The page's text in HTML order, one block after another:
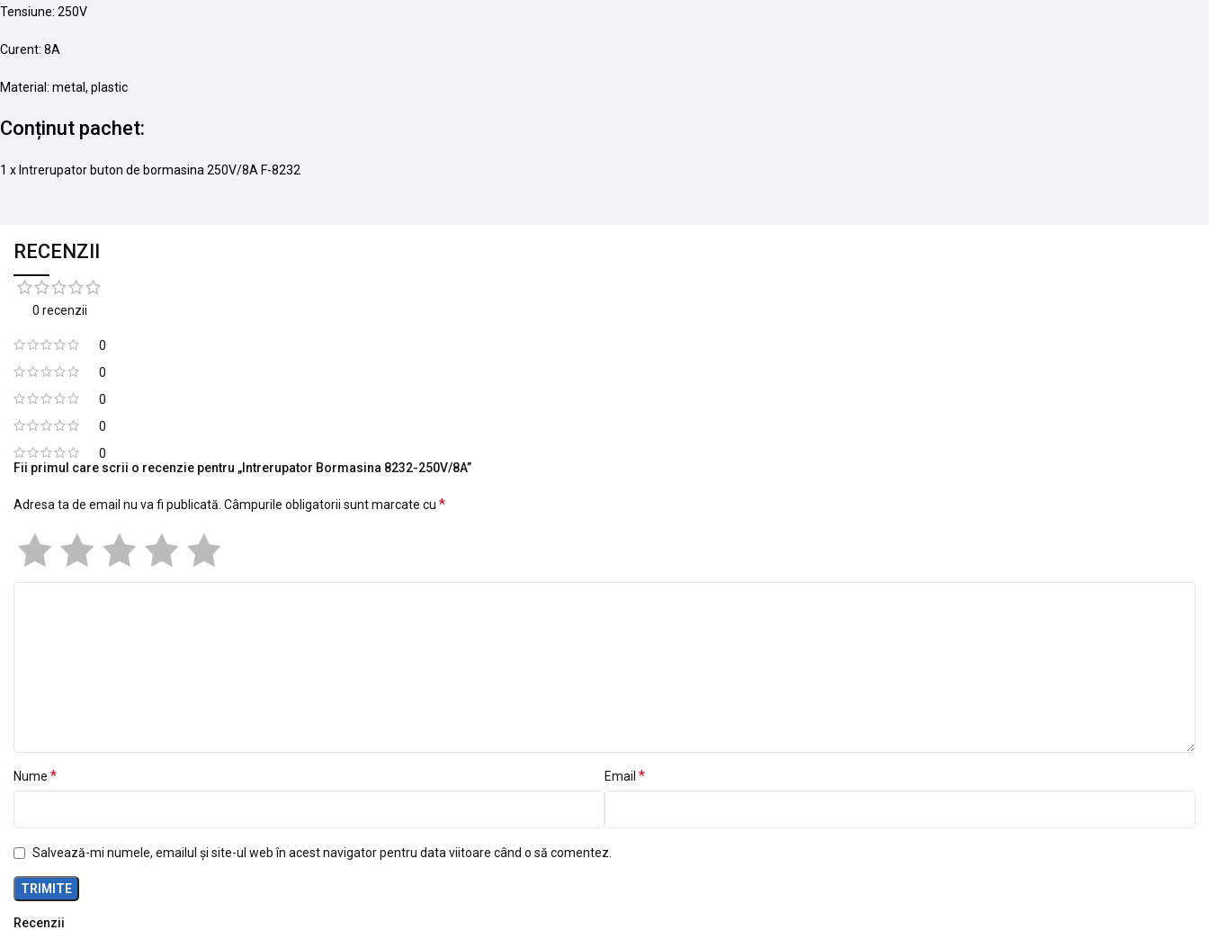
Tensiune: 250V
Curent: 8A
Material: metal, plastic
Conținut pachet:
1 x Intrerupator buton de bormasina 250V/8A F-8232
RECENZII
0 recenzii
0
0
0
0
0
Recenzii
Fii primul care scrii o recenzie pentru „Intrerupator Bormasina 8232-250V/8A”
Adresa ta de email nu va fi publicată. Câmpurile obligatorii sunt marcate cu *
Nume * Email *
Salvează-mi numele, emailul și site-ul web în acest navigator pentru data viitoare când o să comentez.